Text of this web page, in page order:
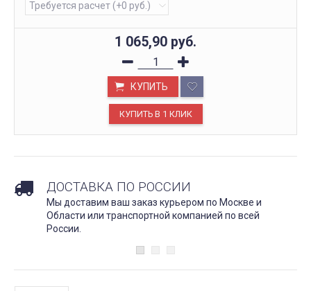
1 065,90 руб.
КУПИТЬ
ДОСТАВКА ПО РОССИИ
Мы доставим ваш заказ курьером по Москве и
Области или транспортной компанией по всей
России.